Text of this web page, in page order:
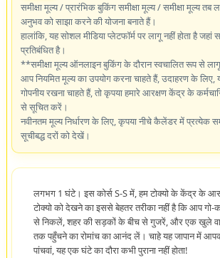
समीक्षा मूल्य / प्रारंभिक बुकिंग समीक्षा मूल्य / समीक्षा मूल्य
अनुभव को साझा करने की योजना बनाते हैं।
हालांकि, यह सोशल मीडिया प्लेटफॉर्म पर लागू नहीं होता है जहां
प्रतिबंधित है।
**समीक्षा मूल्य ऑनलाइन बुकिंग के दौरान स्वचालित रूप से
आप नियमित मूल्य का उपयोग करना चाहते हैं, उदाहरण के
गोपनीय रखना चाहते हैं, तो कृपया हमारे आरक्षण केंद्र के
से सूचित करें।
नवीनतम मूल्य निर्धारण के लिए, कृपया नीचे कैलेंडर में प्रत्येक
सूचीबद्ध दरों को देखें।
लगभग 1 घंटे। इस कोर्स S-S में, हम टोक्यो के केंद्र के
टोक्यो को देखने का इससे बेहतर तरीका नहीं है कि आप गो-
से निकलें, शहर की सड़कों के बीच से गुजरें, और एक खुले
तक पहुँचने का रोमांच का आनंद लें। चाहे यह जापान में आपका
पांचवां, यह एक घंटे का दौरा कभी पुराना नहीं होता!